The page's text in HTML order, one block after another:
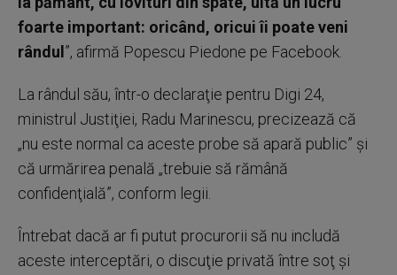
foarte important: oricând, oricui îi poate veni
rândul ”, afirmă Popescu Piedone pe Facebook.
La rândul său, într-o declaraţie pentru Digi 24,
ministrul Justiţiei, Radu Marinescu, precizează că
„nu este normal ca aceste probe să apară public” şi
că urmărirea penală „trebuie să rămână
confidenţială”, conform legii.
Întrebat dacă ar fi putut procurorii să nu includă
aceste interceptări, o discuţie privată între soţ şi